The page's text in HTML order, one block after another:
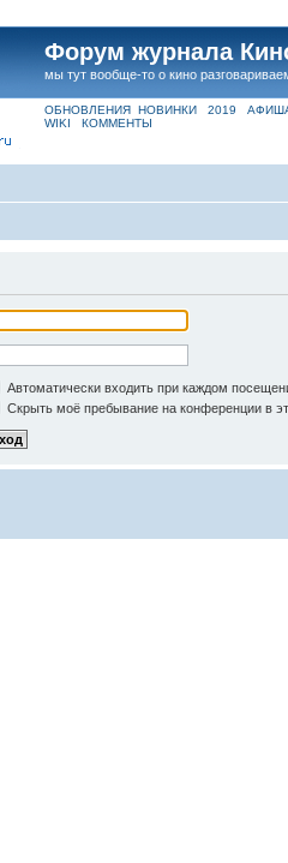
Форум журнала
мы тут вообще-то о кино
ОБНОВЛЕНИЯ НОВИНКИ 2019
WIKI
КОММЕНТЫ
Автоматически входить при каждом
Скрыть моё пребывание на конференции в